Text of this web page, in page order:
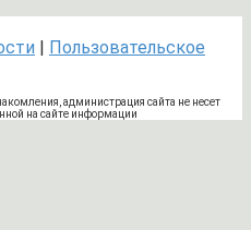
| Пользовательское
администрация сайта не несет
на сайте информации